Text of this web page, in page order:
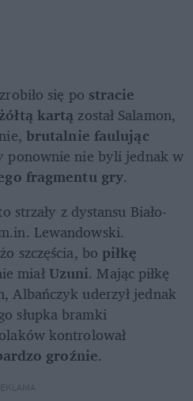
się po stracie
żółtą kartą został Salamon,
ponownie nie byli jednak w
fragmentu gry.
strzały z dystansu Biało-
Lewandowski.
szczęścia, bo piłkę
miał Uzuni. Mając piłkę
Albańczyk uderzył jednak
słupka bramki
kontrolował
groźnie.